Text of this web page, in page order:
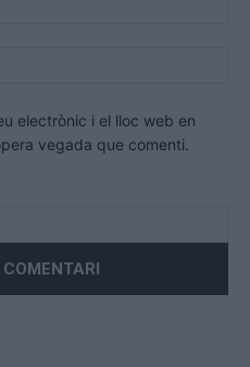
electrònic i el lloc web en
vegada que comenti.